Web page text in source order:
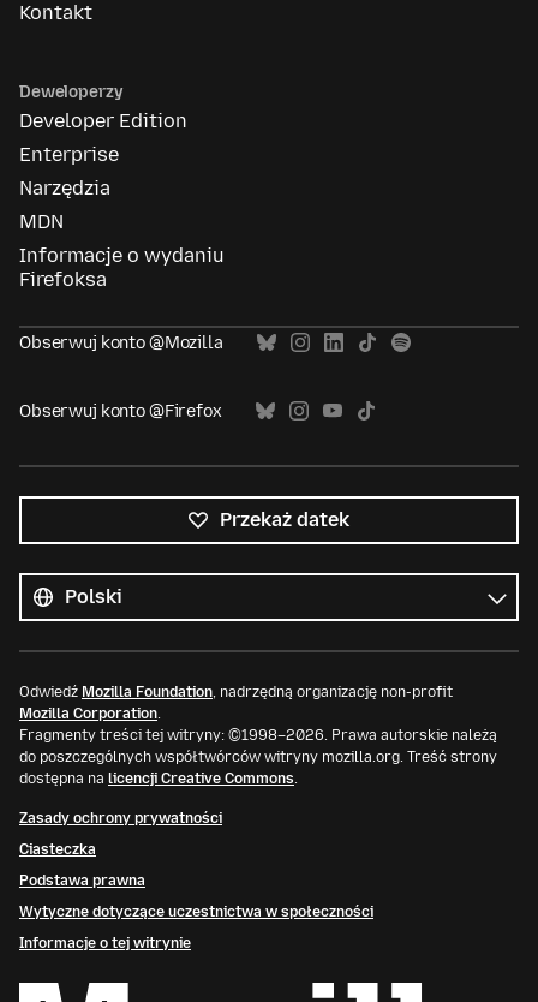
Kontakt
Deweloperzy
Developer Edition
Enterprise
Narzędzia
MDN
Informacje o wydaniu
Firefoksa
Obserwuj konto @Mozilla
Obserwuj konto @Firefox
Przekaż datek
języki
Język
Odwiedź Mozilla Foundation, nadrzędną organizację non-profit
Mozilla Corporation.
Fragmenty treści tej witryny: ©1998–2026. Prawa autorskie należą
do poszczególnych współtwórców witryny mozilla.org. Treść strony
dostępna na licencji Creative Commons.
Zasady ochrony prywatności
Ciasteczka
Podstawa prawna
Wytyczne dotyczące uczestnictwa w społeczności
Informacje o tej witrynie